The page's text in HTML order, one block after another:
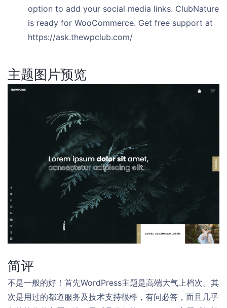
option to add your social media links. ClubNature
is ready for WooCommerce. Get free support at
https://ask.thewpclub.com/
主题图片预览
简评
不是一般的好！首先WordPress主题是高端大气上档次。其
次是用过的都道服务及技术支持很棒，有问必答，而且几乎